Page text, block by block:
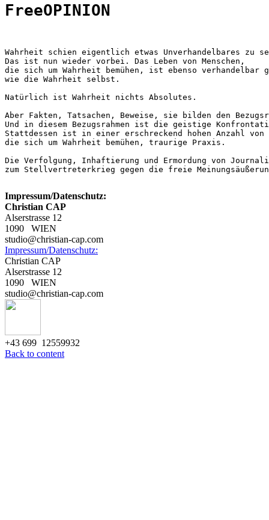
FreeOPINION
Wahrheit schien eigentlich etwas Unverhandelbares zu
Das ist nun wieder vorbei. Das Leben von Menschen,
die sich um Wahrheit bemühen, ist ebenso verhandelbar
wie die Wahrheit selbst.
Natürlich ist Wahrheit nichts Absolutes.
Aber Fakten, Tatsachen, Beweise, sie bilden den
Und in diesem Bezugsrahmen ist die geistige
Stattdessen ist in einer erschreckend hohen Anzahl
die sich um Wahrheit bemühen, traurige Praxis.
Die Verfolgung, Inhaftierung und Ermordung von
zum Stellvertreterkrieg gegen die freie
Impressum/Datenschutz:
Christian CAP
Alserstrasse 12
1090 WIEN
studio@christian-cap.com
Impressum/Datenschutz:
Christian CAP
Alserstrasse 12
1090 WIEN
studio@christian-cap.com
+43 699 12559932
Back to content